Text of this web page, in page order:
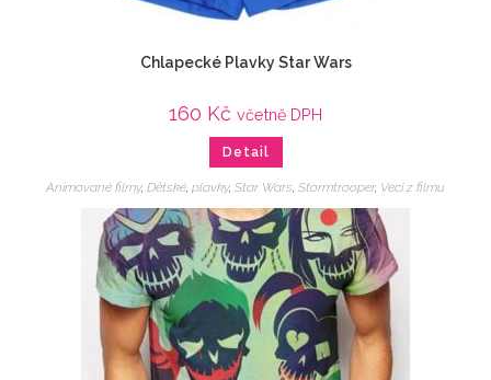
Chlapecké Plavky Star Wars
160 Kč včetně DPH
Detail
Animované filmy, Dětské, plavky, Star Wars, Stormtrooper, Veci z filmu